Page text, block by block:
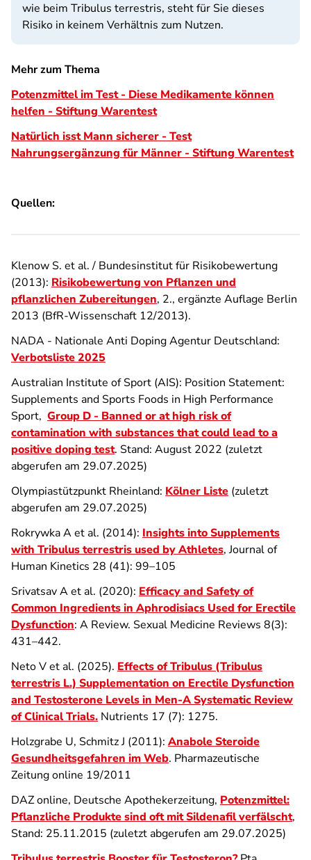
wie beim Tribulus terrestris, steht für Sie dieses
Risiko in keinem Verhältnis zum Nutzen.
Mehr zum Thema
Potenzmittel im Test - Diese Medikamente können
helfen - Stiftung Warentest
Natürlich isst Mann sicherer - Test
Nahrungsergänzung für Männer - Stiftung Warentest
Quellen:
Klenow S. et al. / Bundesinstitut für Risikobewertung
(2013): Risikobewertung von Pflanzen und
pflanzlichen Zubereitungen, 2., ergänzte Auflage Berlin
2013 (BfR-Wissenschaft 12/2013).
NADA - Nationale Anti Doping Agentur Deutschland:
Verbotsliste 2025
Australian Institute of Sport (AIS): Position Statement:
Supplements and Sports Foods in High Performance
Sport, Group D - Banned or at high risk of
contamination with substances that could lead to a
positive doping test. Stand: August 2022 (zuletzt
abgerufen am 29.07.2025)
Olympiastützpunkt Rheinland: Kölner Liste (zuletzt
abgerufen am 29.07.2025)
Rokrywka A et al. (2014): Insights into Supplements
with Tribulus terrestris used by Athletes, Journal of
Human Kinetics 28 (41): 99–105
Srivatsav A et al. (2020): Efficacy and Safety of
Common Ingredients in Aphrodisiacs Used for Erectile
Dysfunction: A Review. Sexual Medicine Reviews 8(3):
431–442.
Neto V et al. (2025). Effects of Tribulus (Tribulus
terrestris L.) Supplementation on Erectile Dysfunction
and Testosterone Levels in Men-A Systematic Review
of Clinical Trials. Nutrients 17 (7): 1275.
Holzgrabe U, Schmitz J (2011): Anabole Steroide
Gesundheitsgefahren im Web. Pharmazeutische
Zeitung online 19/2011
DAZ online, Deutsche Apothekerzeitung, Potenzmittel:
Pflanzliche Produkte sind oft mit Sildenafil verfälscht,
Stand: 25.11.2015 (zuletzt abgerufen am 29.07.2025)